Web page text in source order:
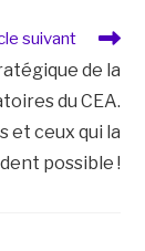
suivant
de la
du CEA.
et ceux qui la
possible !